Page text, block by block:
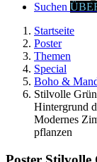
Suchen
Startseite
Poster
Themen
Special
Boho &
Stilvolle
Hintergrund
Modernes
pflanzen